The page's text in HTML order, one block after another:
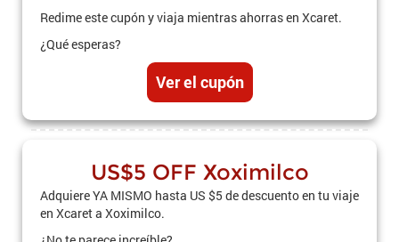
Redime este cupón y viaja mientras ahorras en Xcaret.
¿Qué esperas?
Ver el cupón
US$5 OFF Xoximilco
Adquiere YA MISMO hasta US $5 de descuento en tu viaje
en Xcaret a Xoximilco.